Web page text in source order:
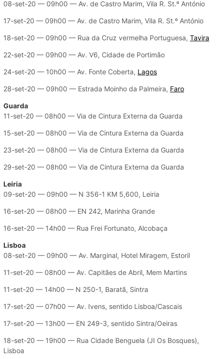
08-set-20 — 09h00 — Av. de Castro Marim, Vila R. St.º António
17-set-20 — 09h00 — Av. de Castro Marim, Vila R. St.º António
18-set-20 — 09h00 — Rua da Cruz vermelha Portuguesa, Tavira
22-set-20 — 09h00 — Av. V6, Cidade de Portimão
24-set-20 — 10h00 — Av. Fonte Coberta, Lagos
28-set-20 — 09h00 — Estrada Moinho da Palmeira, Faro
Guarda
11-set-20 — 08h00 — Via de Cintura Externa da Guarda
15-set-20 — 08h00 — Via de Cintura Externa da Guarda
23-set-20 — 08h00 — Via de Cintura Externa da Guarda
29-set-20 — 08h00 — Via de Cintura Externa da Guarda
Leiria
09-set-20 — 09h00 — N 356-1 KM 5,600, Leiria
16-set-20 — 08h00 — EN 242, Marinha Grande
16-set-20 — 14h00 — Rua Frei Fortunato, Alcobaça
Lisboa
08-set-20 — 09h00 — Av. Marginal, Hotel Miragem, Estoril
11-set-20 — 08h00 — Av. Capitães de Abril, Mem Martins
11-set-20 — 14h00 — N 250-1, Baratã, Sintra
17-set-20 — 07h00 — Av. Ivens, sentido Lisboa/Cascais
17-set-20 — 13h00 — EN 249-3, sentido Sintra/Oeiras
18-set-20 — 19h00 — Rua Cidade Benguela (JI Os Bosques),
Lisboa